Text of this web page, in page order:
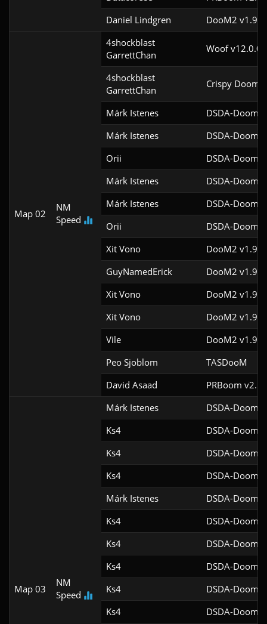
Daniel Lindgren
DooM2 v1.9f
Map 02
NM
Speed
4shockblast
GarrettChan
Woof
4shockblast
GarrettChan
Crispy Doom
Márk Istenes
DSDA-Doom
Márk Istenes
DSDA-Doom
Orii
DSDA-Doom
Márk Istenes
DSDA-Doom
Márk Istenes
DSDA-Doom
Orii
DSDA-Doom
Xit Vono
DooM2 v1.9f
GuyNamedErick
DooM2 v1.9f
Xit Vono
DooM2 v1.9f
Xit Vono
DooM2 v1.9
Vile
DooM2 v1.9f
Peo Sjoblom
TASDooM
David Asaad
PRBoom
Map 03
NM
Speed
Márk Istenes
DSDA-Doom
Ks4
DSDA-Doom
Ks4
DSDA-Doom
Ks4
DSDA-Doom
Márk Istenes
DSDA-Doom
Ks4
DSDA-Doom
Ks4
DSDA-Doom
Ks4
DSDA-Doom
Ks4
DSDA-Doom
Ks4
DSDA-Doom